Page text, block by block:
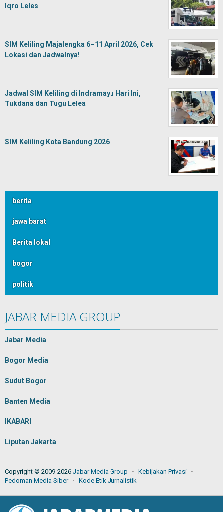
Iqro Leles
SIM Keliling Majalengka 6–11 April 2026, Cek
Lokasi dan Jadwalnya!
Jadwal SIM Keliling di Indramayu Hari Ini,
Tukdana dan Tugu Lelea
SIM Keliling Kota Bandung 2026
berita
jawa barat
Berita lokal
bogor
politik
JABAR MEDIA GROUP
Jabar Media
Bogor Media
Sudut Bogor
Banten Media
IKABARI
Liputan Jakarta
Copyright © 2009-2026 Jabar Media Group
Kebijakan Privasi
Pedoman Media Siber
Kode Etik Jurnalistik